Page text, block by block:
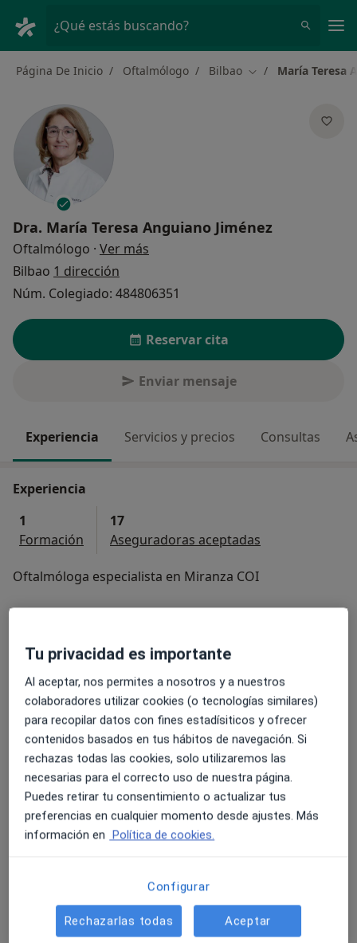
¿Qué estás buscando?
Página De Inicio Oftalmólogo Bilbao Cambiar de ciudad
María Teresa
Dra. María Teresa Anguiano Jiménez
Oftalmólogo · Ver más
Bilbao 1 dirección
Núm. Colegiado: 484806351
Reservar cita
Enviar mensaje
Experiencia Servicios y precios Consultas
Experiencia
1
Formación
17
Aseguradoras aceptadas
Oftalmóloga especialista en Miranza COI
Presencial Ver direcciones (1)
Fotos y vídeos
Mostrar más detalles
sobre la experiencia
Tu privacidad es importante
Al aceptar, nos permites a nosotros y a nuestros
colaboradores utilizar cookies (o tecnologías similares)
para recopilar datos con fines estadísiticos y ofrecer
contenidos basados en tus hábitos de navegación. Si
rechazas todas las cookies, solo utilizaremos las
necesarias para el correcto uso de nuestra página.
Puedes retirar tu consentimiento o actualizar tus
preferencias en cualquier momento desde ajustes. Más
información en Política de cookies.
Configurar
Rechazarlas todas Aceptar